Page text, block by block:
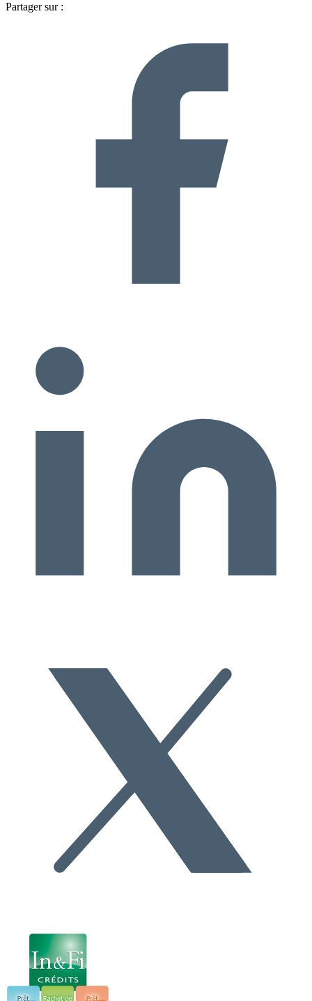
Partager sur :